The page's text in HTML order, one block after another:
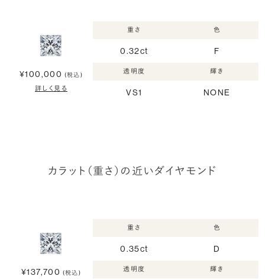
¥100,000 (税込)
詳しく見る
重さ
0.32ct
色
F
透明度
VS1
輝き
NONE
カラット（重さ）の近いダイヤモンド
¥137,700 (税込)
重さ
0.35ct
色
D
透明度 輝き